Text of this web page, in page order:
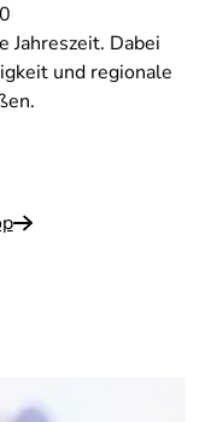
Jahreszeit. Dabei
und regionale